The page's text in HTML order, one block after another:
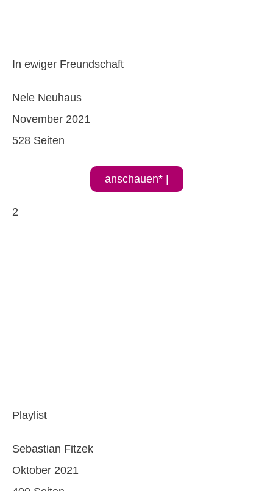
In ewiger Freundschaft
Nele Neuhaus
November 2021
528 Seiten
anschauen* |
2
Playlist
Sebastian Fitzek
Oktober 2021